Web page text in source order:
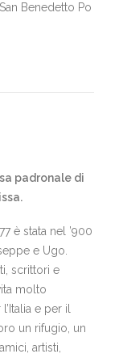
Benedetto Po
padronale di
è stata nel ’900
e Ugo.
scrittori e
molto
e per il
un rifugio, un
artisti,